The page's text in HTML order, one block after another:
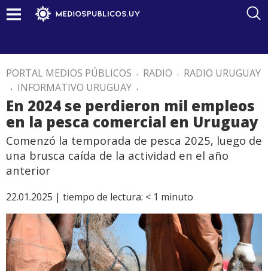
PORTAL MEDIOS PÚBLICOS . RADIO . RADIO URUGUAY
. INFORMATIVO URUGUAY .
En 2024 se perdieron mil empleos
en la pesca comercial en Uruguay
Comenzó la temporada de pesca 2025, luego de
una brusca caída de la actividad en el año
anterior
22.01.2025 | tiempo de lectura: < 1 minuto